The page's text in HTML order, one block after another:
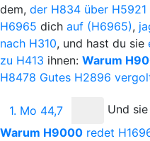
dem, der H834 über H5921
H6965 dich auf (H6965),
nach H310, und hast du sie
zu H413 ihnen: Warum
H8478 Gutes H2896
1. Mo 44,7 Und sie
Warum H9000 redet